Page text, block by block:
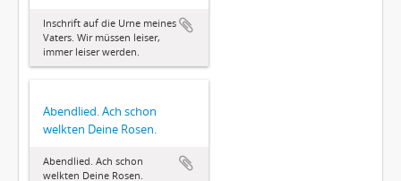
Inschrift auf die Urne meines
Vaters. Wir müssen leiser,
immer leiser werden.
Abendlied. Ach schon
welkten Deine Rosen.
Abendlied. Ach schon
welkten Deine Rosen.